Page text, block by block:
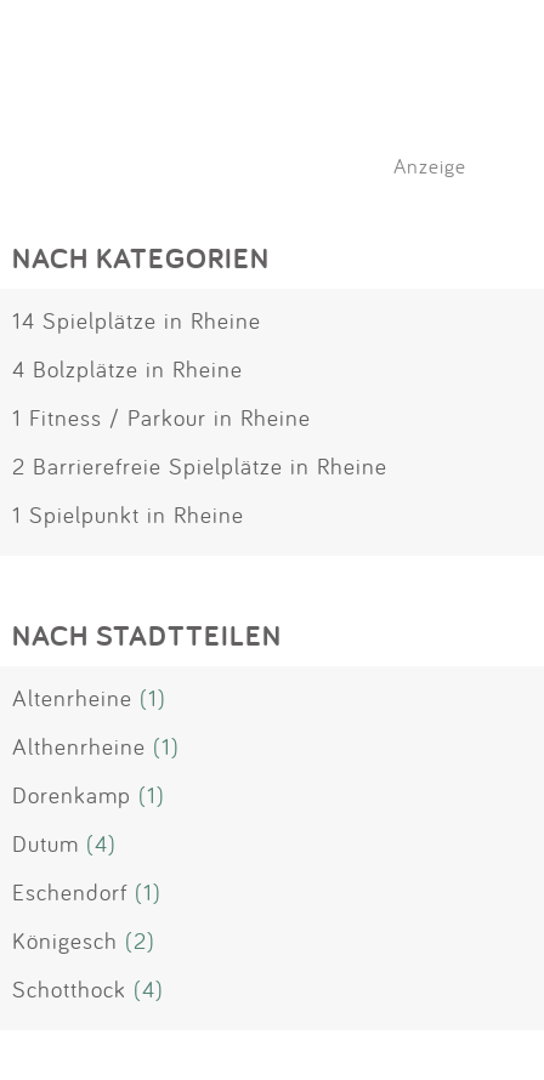
Anzeige
NACH KATEGORIEN
14 Spielplätze in Rheine
4 Bolzplätze in Rheine
1 Fitness / Parkour in Rheine
2 Barrierefreie Spielplätze in Rheine
1 Spielpunkt in Rheine
NACH STADTTEILEN
Altenrheine (1)
Althenrheine (1)
Dorenkamp (1)
Dutum (4)
Eschendorf (1)
Königesch (2)
Schotthock (4)